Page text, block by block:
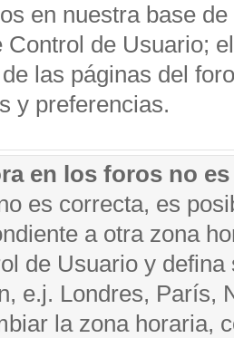
en nuestra base
Control de Usuario;
las páginas del
y preferencias.
en los foros no
es correcta, es
a otra zona
de Usuario y
e.j. Londres, París,
la zona horaria,